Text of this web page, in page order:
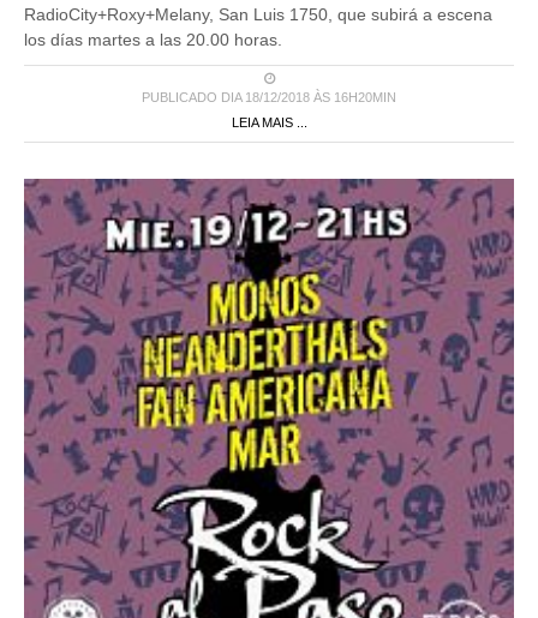
RadioCity+Roxy+Melany, San Luis 1750, que subirá a escena
los días martes a las 20.00 horas.
PUBLICADO DIA 18/12/2018 ÀS 16H20MIN
LEIA MAIS ...